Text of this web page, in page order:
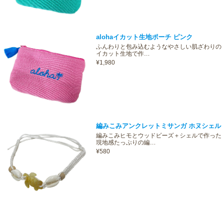
alohaイカット生地ポーチ ピンク
ふんわりと包み込むようなやさしい肌ざわりの
イカット生地で作…
¥1,980
編みこみアンクレットミサンガ ホヌシェル
編みこみヒモとウッドビーズ＋シェルで作った
現地感たっぷりの編…
¥580